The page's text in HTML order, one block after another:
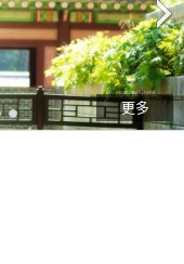
更多